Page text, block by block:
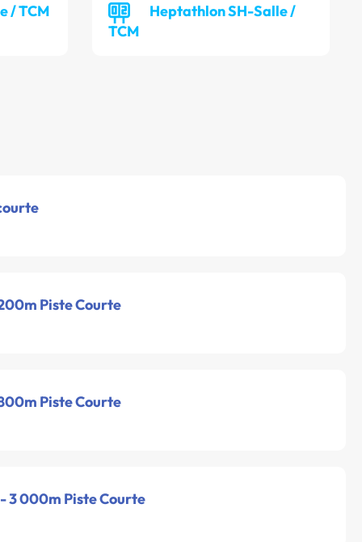
/ TCM
Heptathlon SH-Salle /
TCM
Piste Courte
Piste Courte
3 000m Piste Courte